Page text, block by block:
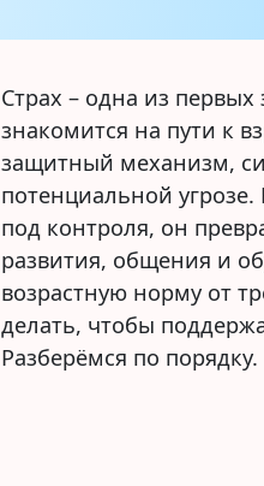
обижает
Страх – одна из
знакомится на пути к
защитный механизм,
потенциальной
под контроля, он
развития, общения и
возрастную норму от
делать, чтобы
Разберёмся по порядку.